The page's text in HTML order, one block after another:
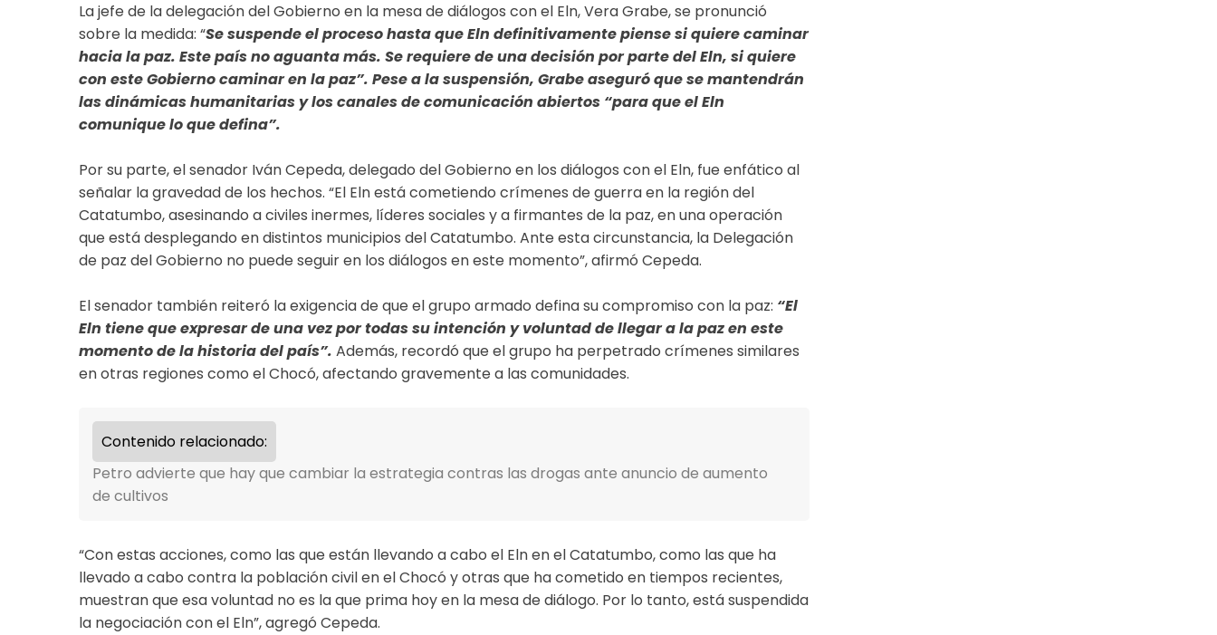
La jefe de la delegación del Gobierno en la mesa de diálogos con el Eln, Vera Grabe, se pronunció
sobre la medida: “Se suspende el proceso hasta que Eln definitivamente piense si quiere caminar
hacia la paz. Este país no aguanta más. Se requiere de una decisión por parte del Eln, si quiere
con este Gobierno caminar en la paz”. Pese a la suspensión, Grabe aseguró que se mantendrán
las dinámicas humanitarias y los canales de comunicación abiertos “para que el Eln
comunique lo que defina”.
Por su parte, el senador Iván Cepeda, delegado del Gobierno en los diálogos con el Eln, fue enfático al
señalar la gravedad de los hechos. “El Eln está cometiendo crímenes de guerra en la región del
Catatumbo, asesinando a civiles inermes, líderes sociales y a firmantes de la paz, en una operación
que está desplegando en distintos municipios del Catatumbo. Ante esta circunstancia, la Delegación
de paz del Gobierno no puede seguir en los diálogos en este momento”, afirmó Cepeda.
El senador también reiteró la exigencia de que el grupo armado defina su compromiso con la paz: “El
Eln tiene que expresar de una vez por todas su intención y voluntad de llegar a la paz en este
momento de la historia del país”. Además, recordó que el grupo ha perpetrado crímenes similares
en otras regiones como el Chocó, afectando gravemente a las comunidades.
Contenido relacionado:
Petro advierte que hay que cambiar la estrategia contras las drogas ante anuncio de aumento
de cultivos
“Con estas acciones, como las que están llevando a cabo el Eln en el Catatumbo, como las que ha
llevado a cabo contra la población civil en el Chocó y otras que ha cometido en tiempos recientes,
muestran que esa voluntad no es la que prima hoy en la mesa de diálogo. Por lo tanto, está suspendida
la negociación con el Eln”, agregó Cepeda.